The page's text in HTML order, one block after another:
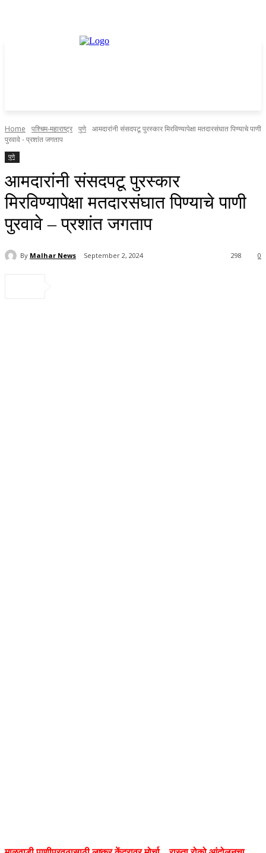
Home पश्चिम-महाराष्ट्र पुणे आमदारांनी संसदपटू पुरस्कार मिरविण्यापेक्षा मतदारसंघात पिण्याचे पाणी
पुरवावे - प्रशांत जगताप
पुणे
आमदारांनी संसदपटू पुरस्कार
मिरविण्यापेक्षा मतदारसंघात पिण्याचे पाणी
पुरवावे – प्रशांत जगताप
By Malhar News September 2, 2024 0
298